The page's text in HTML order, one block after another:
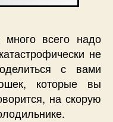
всего надо
не
с вами
которые вы
на скорую